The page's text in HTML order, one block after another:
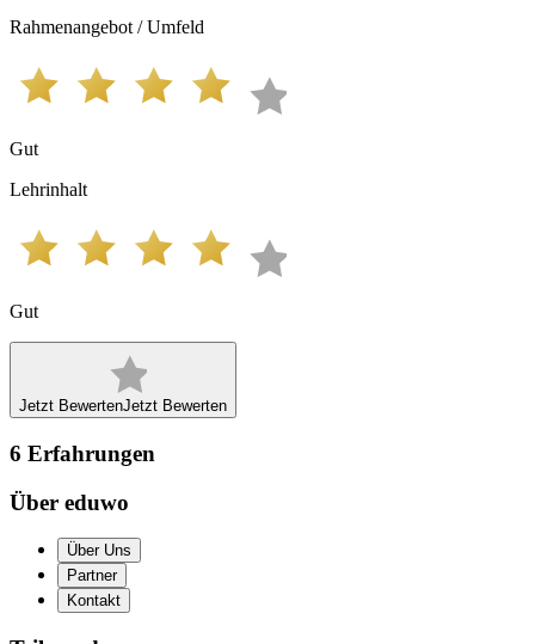
Rahmenangebot / Umfeld
Gut
Lehrinhalt
Gut
Jetzt BewertenJetzt Bewerten
6 Erfahrungen
Über eduwo
Über Uns
Partner
Kontakt